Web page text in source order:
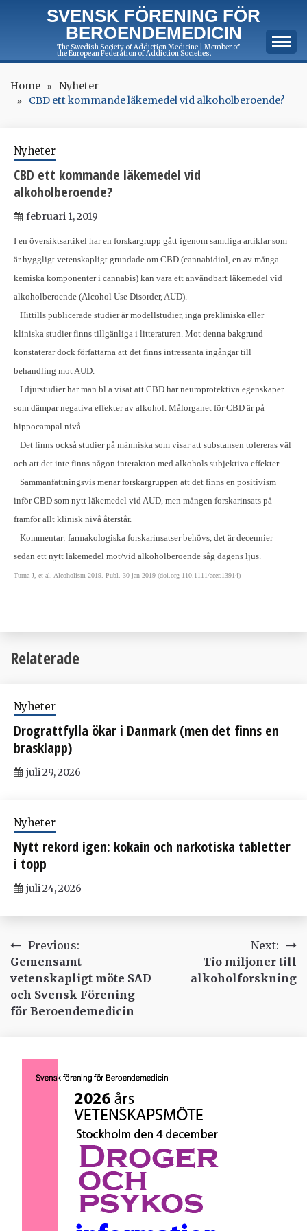
SVENSK FÖRENING FÖR
BEROENDEMEDICIN
The Swedish Society of Addiction Medicine | Member of
the European Federation of Addiction Societies.
Home
Nyheter
CBD ett kommande läkemedel vid alkoholberoende?
Nyheter
CBD ett kommande läkemedel vid
alkoholberoende?
februari 1, 2019
I en översiktsartikel har en forskargrupp gått igenom samtliga artiklar som
är hyggligt vetenskapligt grundade om CBD (cannabidiol, en av många
kemiska komponenter i cannabis) kan vara ett användbart läkemedel vid
alkoholberoende (Alcohol Use Disorder, AUD).
Hittills publicerade studier är modellstudier, inga prekliniska eller
kliniska studier finns tillgänliga i litteraturen. Mot denna bakgrund
konstaterar dock författarna att det finns intressanta ingångar till
behandling mot AUD.
I djurstudier har man bl a visat att CBD har neuroprotektiva egenskaper
som dämpar negativa effekter av alkohol. Målorganet för CBD är på
hippocampal nivå.
Det finns också studier på människa som visar att substansen tolereras väl
och att det inte finns någon interakton med alkohols subjektiva effekter.
Sammanfattningsvis menar forskargruppen att det finns en positivism
inför CBD som nytt läkemedel vid AUD, men mången forskarinsats på
framför allt klinisk nivå återstår.
Kommentar: farmakologiska forskarinsatser behövs, det är decennier
sedan ett nytt läkemedel mot/vid alkoholberoende såg dagens ljus.
Turna J, et al. Alcoholism 2019. Publ. 30 jan 2019 (doi.org 110.1111/acer.13914)
Relaterade
Nyheter
Drograttfylla ökar i Danmark (men det finns en
brasklapp)
juli 29, 2026
Nyheter
Nytt rekord igen: kokain och narkotiska tabletter
i topp
juli 24, 2026
Inläggsnavigering
Previous:
Gemensamt
vetenskapligt möte SAD
och Svensk Förening
för Beroendemedicin
Next:
Tio miljoner till
alkoholforskning